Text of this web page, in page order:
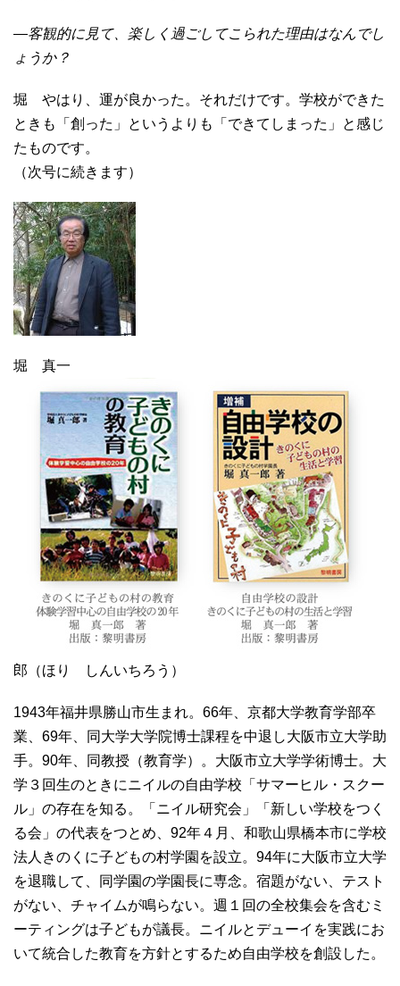
―客観的に見て、楽しく過ごしてこられた理由はなんでし
ょうか？
堀 やはり、運が良かった。それだけです。学校ができた
ときも「創った」というよりも「できてしまった」と感じ
たものです。
（次号に続きます）
堀 真一
郎（ほり しんいちろう）
1943年福井県勝山市生まれ。66年、京都大学教育学部卒
業、69年、同大学大学院博士課程を中退し大阪市立大学助
手。90年、同教授（教育学）。大阪市立大学学術博士。大
学３回生のときにニイルの自由学校「サマーヒル・スクー
ル」の存在を知る。「ニイル研究会」「新しい学校をつく
る会」の代表をつとめ、92年４月、和歌山県橋本市に学校
法人きのくに子どもの村学園を設立。94年に大阪市立大学
を退職して、同学園の学園長に専念。宿題がない、テスト
がない、チャイムが鳴らない。週１回の全校集会を含むミ
ーティングは子どもが議長。ニイルとデューイを実践にお
いて統合した教育を方針とするため自由学校を創設した。